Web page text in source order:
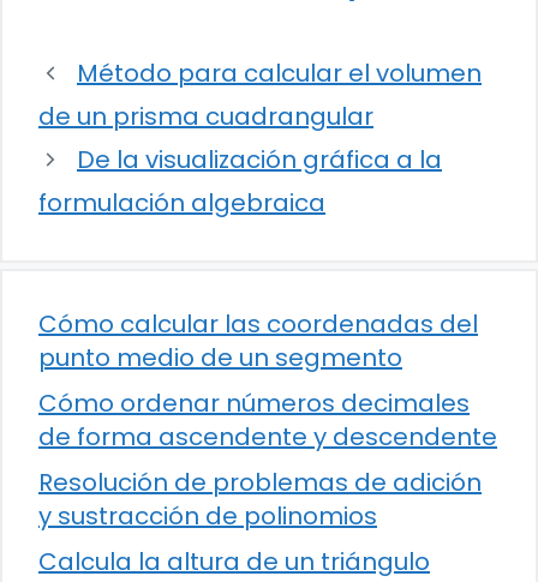
Método para calcular el volumen
de un prisma cuadrangular
De la visualización gráfica a la
formulación algebraica
Cómo calcular las coordenadas del
punto medio de un segmento
Cómo ordenar números decimales
de forma ascendente y descendente
Resolución de problemas de adición
y sustracción de polinomios
Calcula la altura de un triángulo